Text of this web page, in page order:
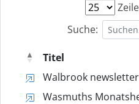
Suche:
Titel
Walbrook newsletter
Wasmuths